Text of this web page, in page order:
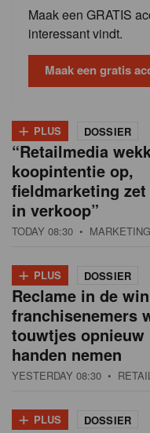
Maak een GRATIS
interessant vindt.
Maak een gratis
+ PLUS DOSSIER
“Retailmedia
koopintentie op,
fieldmarketing
in verkoop”
TODAY 08:30 • MARKETING
+ PLUS DOSSIER
Reclame in de
franchisenemers
touwtjes opnieuw
handen nemen
YESTERDAY 08:30 •
+ PLUS DOSSIER